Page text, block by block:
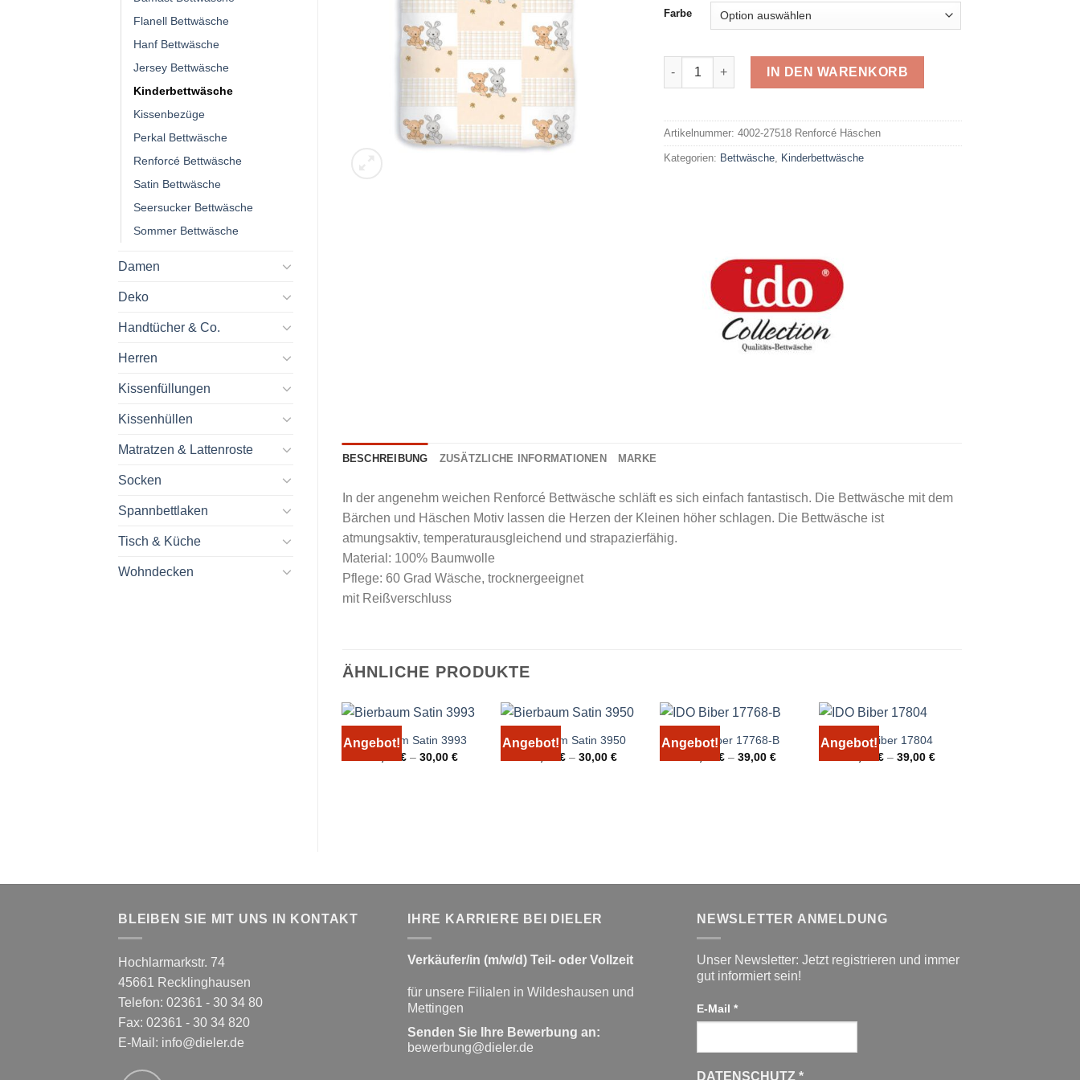
Flanell Bettwäsche
Hanf Bettwäsche
Jersey Bettwäsche
Kinderbettwäsche
Kissenbezüge
Perkal Bettwäsche
Renforcé Bettwäsche
Satin Bettwäsche
Seersucker Bettwäsche
Sommer Bettwäsche
Damen
Deko
Handtücher & Co.
Herren
Kissenfüllungen
Kissenhüllen
Matratzen & Lattenroste
Socken
Spannbettlaken
Tisch & Küche
Wohndecken
Farbe
IDO Renforcé 27518 Häschen Menge
IN DEN WARENKORB
Artikelnummer:4002-27518 Renforcé Häschen
Kategorien: Bettwäsche Kinderbettwäsche
BESCHREIBUNG ZUSÄTZLICHE INFORMATIONEN MARKE
In der angenehm weichen Renforcé Bettwäsche schläft es sich einfach fantastisch. Die Bettwäsche mit dem
Bärchen und Häschen Motiv lassen die Herzen der Kleinen höher schlagen. Die Bettwäsche ist
atmungsaktiv, temperaturausgleichend und strapazierfähig.
Material: 100% Baumwolle
Pflege: 60 Grad Wäsche, trocknergeeignet
mit Reißverschluss
ÄHNLICHE PRODUKTE
Angebot!
Bierbaum Satin 3993
€ –30,00€
Angebot!
Bierbaum Satin 3950
€ –30,00€
Angebot!
IDO Biber 17768-B
€ –39,00€
Angebot!IDO Biber 17804
€ –39,00€
BLEIBEN SIE MIT UNS IN KONTAKT
Hochlarmarkstr. 74
45661 Recklinghausen
Telefon: 02361 - 30 34 80
Fax: 02361 - 30 34 820
E-Mail: info@dieler.de
IHRE KARRIERE BEI DIELER
Verkäufer/in (m/w/d) Teil- oder Vollzeit
für unsere Filialen in Wildeshausen und
Mettingen
Senden Sie Ihre Bewerbung an:
bewerbung@dieler.de
NEWSLETTER ANMELDUNG
Unser Newsletter: Jetzt registrieren und immer
gut informiert sein!
E-Mail *
DATENSCHUTZ *